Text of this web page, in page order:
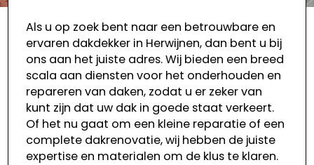
Als u op zoek bent naar een betrouwbare en
ervaren dakdekker in Herwijnen, dan bent u bij
ons aan het juiste adres. Wij bieden een breed
scala aan diensten voor het onderhouden en
repareren van daken, zodat u er zeker van
kunt zijn dat uw dak in goede staat verkeert.
Of het nu gaat om een kleine reparatie of een
complete dakrenovatie, wij hebben de juiste
expertise en materialen om de klus te klaren.